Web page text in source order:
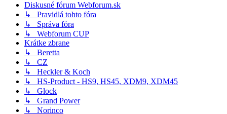
Diskusné fórum Webforum.sk
↳ Pravidlá tohto fóra
↳ Správa fóra
↳ Webforum CUP
Krátke zbrane
↳ Beretta
↳ CZ
↳ Heckler & Koch
↳ HS-Product - HS9, HS45, XDM9, XDM45
↳ Glock
↳ Grand Power
↳ Norinco